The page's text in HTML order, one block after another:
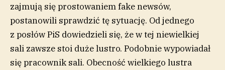
zajmują się prostowaniem fake newsów,
postanowili sprawdzić tę sytuację. Od jednego
z posłów PiS dowiedzieli się, że w tej niewielkiej
sali zawsze stoi duże lustro. Podobnie wypowiadał
się pracownik sali. Obecność wielkiego lustra